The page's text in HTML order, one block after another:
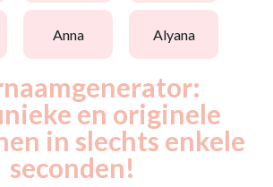
anna alyana
en originele
in slechts enkele
seconden!